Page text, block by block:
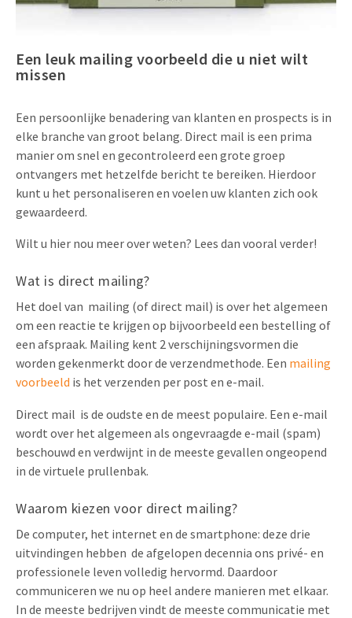
Een leuk mailing voorbeeld die u niet wilt
missen
Een persoonlijke benadering van klanten en prospects is in
elke branche van groot belang. Direct mail is een prima
manier om snel en gecontroleerd een grote groep
ontvangers met hetzelfde bericht te bereiken. Hierdoor
kunt u het personaliseren en voelen uw klanten zich ook
gewaardeerd.
Wilt u hier nou meer over weten? Lees dan vooral verder!
Wat is direct mailing?
Het doel van mailing (of direct mail) is over het algemeen
om een ​​reactie te krijgen op bijvoorbeeld een bestelling of
een afspraak. Mailing kent 2 verschijningsvormen die
worden gekenmerkt door de verzendmethode. Een mailing
voorbeeld is het verzenden per post en e-mail.
Direct mail is de oudste en de meest populaire. Een e-mail
wordt over het algemeen als ongevraagde e-mail (spam)
beschouwd en verdwijnt in de meeste gevallen ongeopend
in de virtuele prullenbak.
Waarom kiezen voor direct mailing?
De computer, het internet en de smartphone: deze drie
uitvindingen hebben de afgelopen decennia ons privé- en
professionele leven volledig hervormd. Daardoor
communiceren we nu op heel andere manieren met elkaar.
In de meeste bedrijven vindt de meeste communicatie met
Geluidskaarten
Twin Sliders
Budget kaarten
Automotive Marketing
Marketing in de Zorg
Duurzame Marketing
Marketing voor Scholen
Product Introductie
Kalender maken
Klantenbinding
Vacatures
Contactgegevens
Duurzaamheid
Brochure downloaden